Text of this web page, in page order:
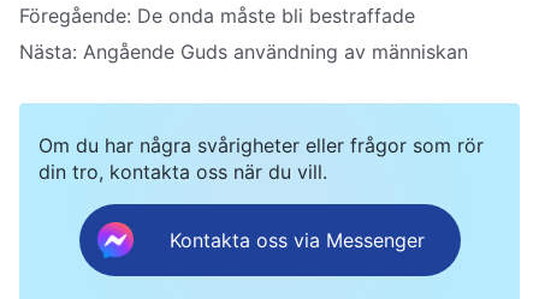
Föregående: De onda måste bli bestraffade
Nästa: Angående Guds användning av människan
Om du har några svårigheter eller frågor som rör
din tro, kontakta oss när du vill.
Kontakta oss via Messenger